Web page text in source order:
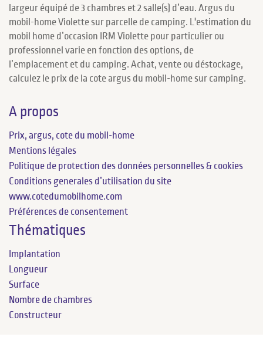
largeur équipé de 3 chambres et 2 salle(s) d’eau. Argus du
mobil-home Violette sur parcelle de camping. L'estimation du
mobil home d’occasion IRM Violette pour particulier ou
professionnel varie en fonction des options, de
l’emplacement et du camping. Achat, vente ou déstockage,
calculez le prix de la cote argus du mobil-home sur camping.
A propos
Prix, argus, cote du mobil-home
Mentions légales
Politique de protection des données personnelles & cookies
Conditions generales d’utilisation du site
www.cotedumobilhome.com
Préférences de consentement
Thématiques
Implantation
Longueur
Surface
Nombre de chambres
Constructeur